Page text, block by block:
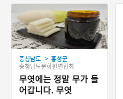
충청남도 > 홍성군
충청남도문화원연합회
무엿에는 정말 무가 들
어갑니다. 무엿